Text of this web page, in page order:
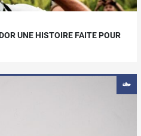
UNE HISTOIRE FAITE POUR